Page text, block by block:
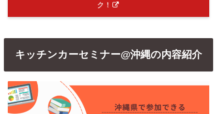
ク！
キッチンカーセミナー@沖縄の内容紹介